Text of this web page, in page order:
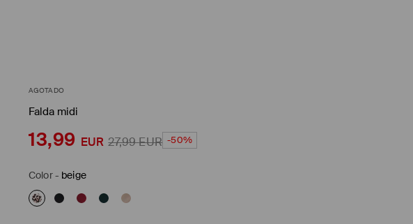
AGOTADO
Falda midi
13,99 EUR 27,99EUR -50%
Color- beige